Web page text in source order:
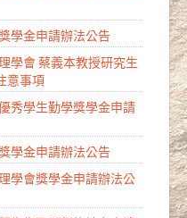
學金申請辦法公告
學會 蔡義本教授研究生
意事項
秀學生勤學獎學金申請
學金申請辦法公告
學會獎學金申請辦法公